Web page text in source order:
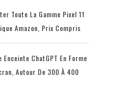
Toute La Gamme Pixel 11
Amazon, Prix Compris
Enceinte ChatGPT En Forme
Autour De 300 À 400